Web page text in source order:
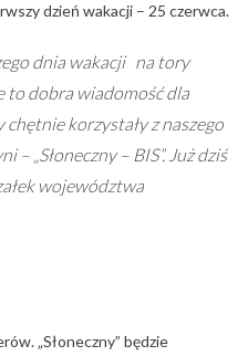
dzień wakacji – 25 czerwca.
dnia wakacji na tory
to dobra wiadomość dla
korzystały z naszego
„Słoneczny – BIS”. Już dziś
województwa
„Słoneczny” będzie